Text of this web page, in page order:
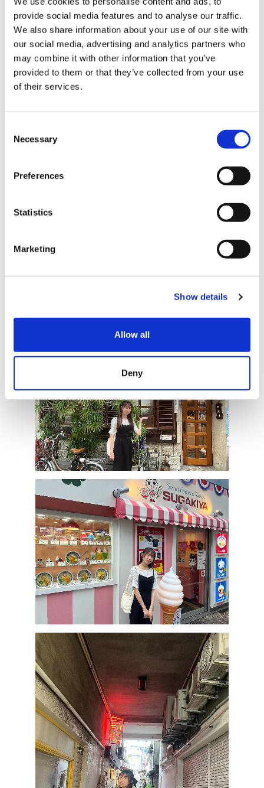
provide social media features and to analyse our traffic.
We also share information about your use of our site with
our social media, advertising and analytics partners who
may combine it with other information that you’ve
provided to them or that they’ve collected from your use
of their services.
Necessary
Preferences
Statistics
Marketing
Show details
Allow all
Deny
맛있고 중독될 것임에 틀림없는 맛입니다.
저는 당연히 미타라시도, 콩가루도 먹었습니다!
그리고 아저씨 자체가 캐릭터로 되어 있는 재미있는 가게입니
다.
조금 배가 부르기 시작했기 때문에 오스 상점가를 산책했습니
다.
개성이 풍부한 가게에 더해, 조금 분위기 있는 골목, 재미있는